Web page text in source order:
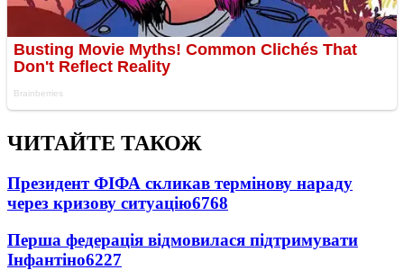
ЧИТАЙТЕ ТАКОЖ
Президент ФІФА скликав термінову нараду
через кризову ситуацію6768
Перша федерація відмовилася підтримувати
Інфантіно6227